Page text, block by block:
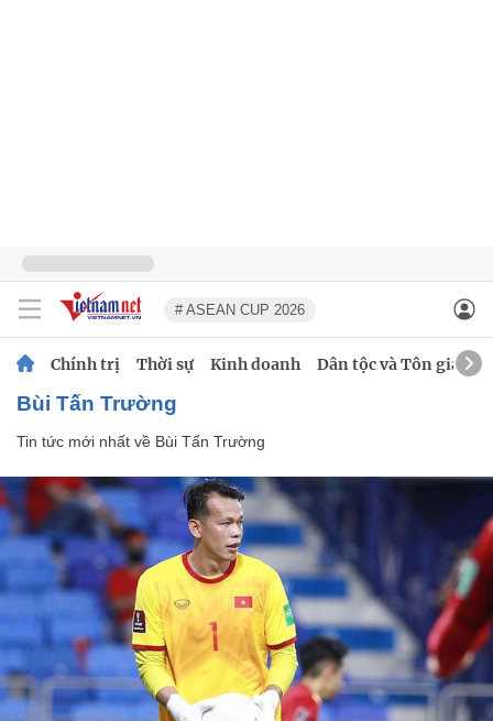
# ASEAN CUP 2026
Chính trị Thời sự Kinh doanh Dân tộc và Tôn giáo
Bùi Tấn Trường
Tin tức mới nhất về Bùi Tấn Trường